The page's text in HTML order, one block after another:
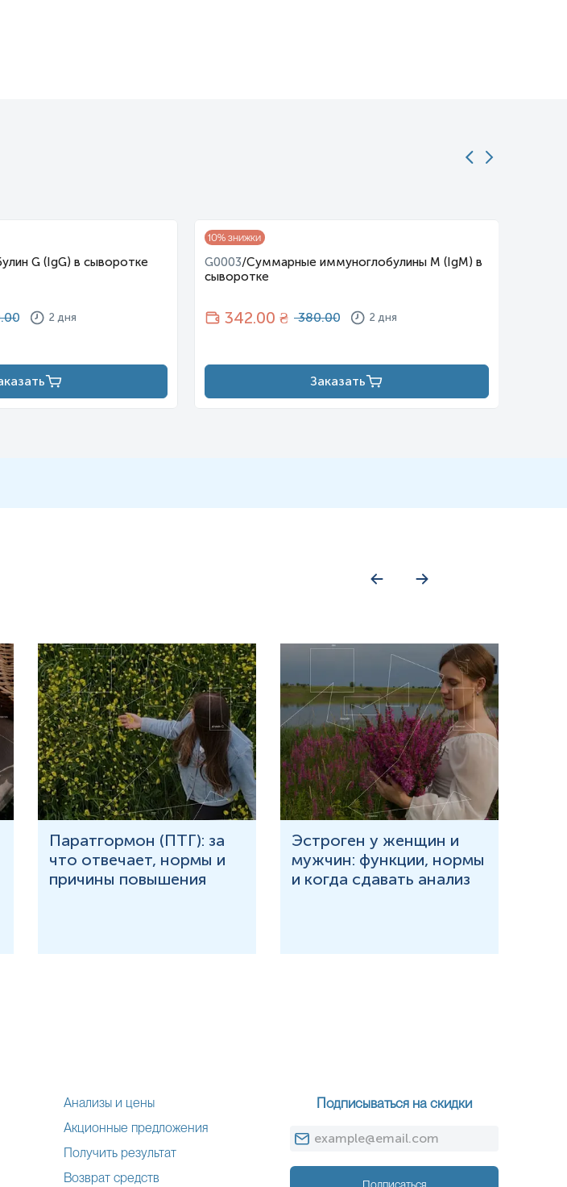
G (IgG) в сыворотке
2 дня
10% знижки
G0003/Суммарные иммуноглобулины M (IgM) в
сыворотке
342.00 ₴ 380.00 2 дня
Заказать
Паратгормон (ПТГ): за
что отвечает, нормы и
причины повышения
Эстроген у женщин и
мужчин: функции, нормы
и когда сдавать анализ
Анализы и цены
Акционные предложения
Получить результат
Возврат средств
Подписываться на скидки